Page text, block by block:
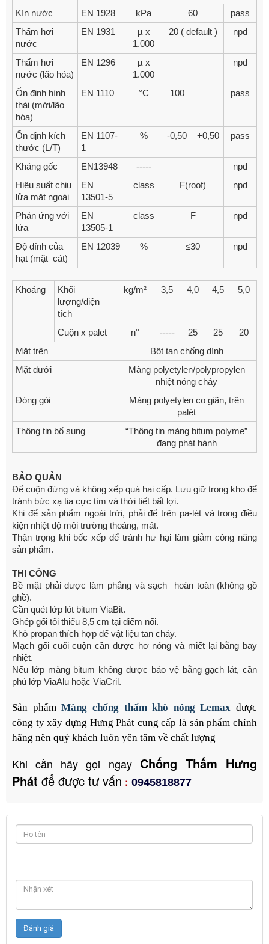
Kín nước EN 1928 kPa 60
pass
Thấm hơi
nước
EN 1931
µ x
1.000
20 ( default ) npd
Thấm hơi
nước (lão hóa)
EN 1296
µ x
1.000
npd
Ổn định hình
thái (mới/lão
hóa)
EN 1110 °C 100 pass
Ổn định kích
thước (L/T)
EN 1107-
1
% -0,50 +0,50 pass
Kháng gốc EN13948 -----
npd
Hiệu suất chịu
lửa mặt ngoài
EN
13501-5
class F(roof) npd
Phản ứng với
lửa
EN
13505-1
class F npd
Độ dính của
hạt (mặt cát)
EN 12039 % ≤30 npd
Khoáng
Khối
lượng/diện
tích
kg/m² 3,5 4,0 4,5 5,0
Cuộn x palet n° ----- 25 25
20
Mặt trên
Bột tan chống dính
Mặt dưới
Màng polyetylen/polypropylen
nhiệt nóng chảy
Đóng gói
Màng polyetylen co giãn, trên
palét
Thông tin bổ sung
“Thông tin màng bitum polyme”
đang phát hành
BẢO QUẢN
Để cuộn đứng và không xếp quá hai cấp. Lưu giữ trong kho để
tránh bức xạ tia cực tím và thời tiết bất lợi.
Khi để sản phẩm ngoài trời, phải để trên pa-lét và trong điều
kiện nhiệt độ môi trường thoáng, mát.
Thận trọng khi bốc xếp để tránh hư hại làm giảm công năng
sản phẩm.
THI CÔNG
Bề mặt phải được làm phẳng và sạch hoàn toàn (không gồ
ghề).
Cần quét lớp lót bitum ViaBit.
Ghép gối tối thiểu 8,5 cm tại điểm nối.
Khò propan thích hợp để vật liệu tan chảy.
Mạch gối cuối cuộn cần được hơ nóng và miết lại bằng bay
nhiệt.
Nếu lớp màng bitum không được bảo vệ bằng gạch lát, cần
phủ lớp ViaAlu hoặc ViaCril.
Sản phẩmMàng chống thấm khò nóng Lemax được
công ty xây dựng Hưng Phát cung cấp là sản phẩm chính
hãng nên quý khách luôn yên tâm về chất lượng
Khi cần hãy gọi ngay Chống Thấm Hưng
Phát để được tư vấn : 0945818877